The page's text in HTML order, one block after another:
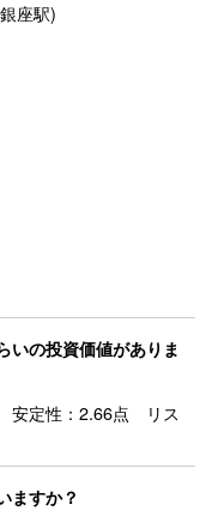
座駅)
いの投資価値がありま
安定性：2.66点 リス
ますか？